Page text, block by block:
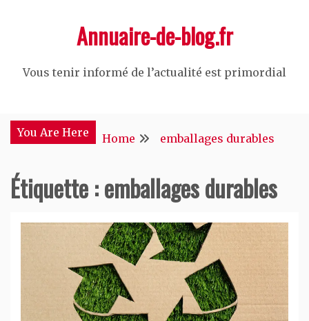
Annuaire-de-blog.fr
Vous tenir informé de l’actualité est primordial
You Are Here Home emballages durables
Étiquette :emballages durables